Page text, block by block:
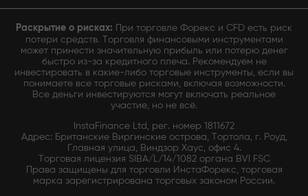
Раскрытие о рисках: При торговле Форекс и CFD есть риск
потери средств. Торговля финансовыми инструментами
может принести значительную прибыль или потерю денег
быстро из-за кредитного плеча. Рекомендуем не
инвестировать в какие-либо торговые инструменты, если вы
понимаете все торговые рисками, включая возможности.
Все деньги инвестируются могут включать реальное
участие, но не всё.
InstaFinance Ltd, рег. номер 1811672
Адрес: Британские Виргинские острова, Тортола, г. Роуд,
Главная улица, Виндзор Хаус, офис 4.
Торговая лицензия SIBA/L/14/1082 органа BVI FSC
Права защищены для торговли ИнстаФорекс, торговая
марка зарегистрирована торговых законом России.